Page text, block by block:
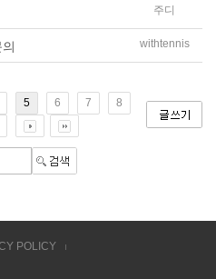
주디
withtennis
5 6 7
8
POLICY